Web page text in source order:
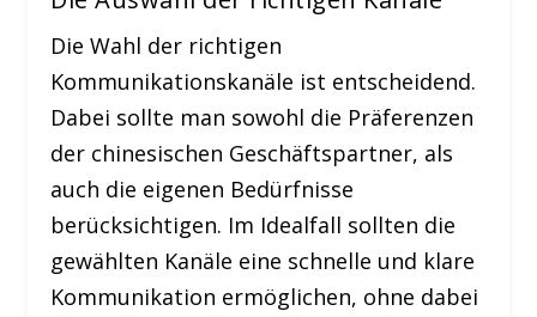
Die Wahl der richtigen
Kommunikationskanäle ist entscheidend.
Dabei sollte man sowohl die Präferenzen
der chinesischen Geschäftspartner, als
auch die eigenen Bedürfnisse
berücksichtigen. Im Idealfall sollten die
gewählten Kanäle eine schnelle und klare
Kommunikation ermöglichen, ohne dabei